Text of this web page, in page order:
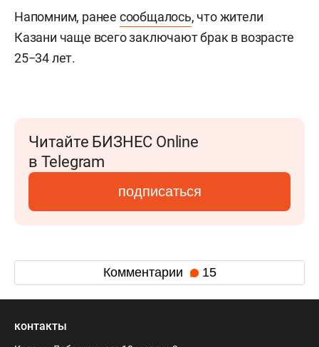
Напомним, ранее сообщалось, что жители
Казани чаще всего заключают брак в возрасте
25−34 лет.
Читайте БИЗНЕС Online
в Telegram
подписаться
Комментарии 15
контакты